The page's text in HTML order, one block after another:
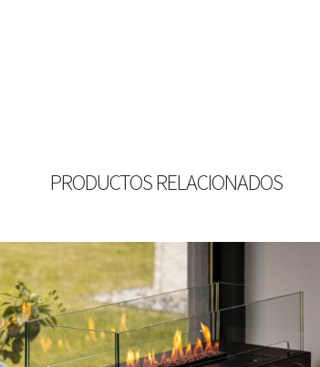
PRODUCTOS RELACIONADOS